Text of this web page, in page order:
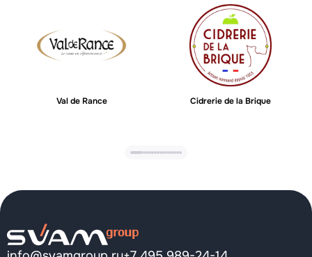
Val de Rance Cidrerie de la Brique